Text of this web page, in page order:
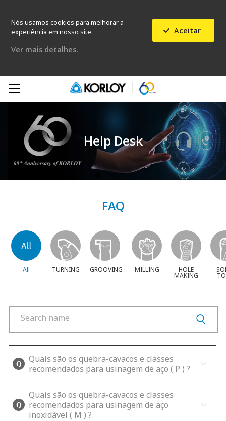
Nós usamos cookies para melhorar a
experiência em nosso site.
Aceitar
Ver mais detalhes.
Help Desk
FAQ
All TURNING GROOVING MILLING HOLE
MAKING
Quais são os quebra-cavacos e classes
recomendados para usinagem de aço ( P ) ?
Quais são os quebra-cavacos e classes
recomendados para usinagem de aço
inoxidável ( M ) ?